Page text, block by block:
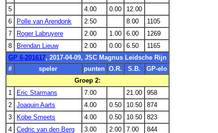
5
4.00 0.00
12.00
6
Polle van Arendonk 2.50 8.00
1105
7
Roger Labruyere 2.00 1.00 6.00
1269
8
Brendan Lieuw 2.00 0.00 6.50
1165
GP 6-201617, 2017-04-09, JSC Magnus Leidsche Rijn
#
speler punten O.R. S.B.
GP-elo
Groep 2:
1
Eric Starmans 7.00 21.00
958
2
Joaquin Aarts 4.00 0.50 10.50
874
3
Kobe Smeets 4.00 0.50 10.50
823
4
Cedric van den Berg 3.00 2.00 7.00
844